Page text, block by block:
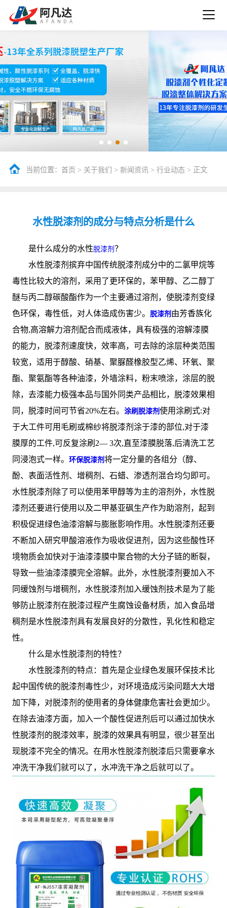
当前位置： 首页 > 关于我们 > 新闻资讯 > 行业动态> 正文
水性脱漆剂的成分与特点分析是什么
是什么成分的水性脱漆剂 ？
水性脱漆剂摈弃中国传统脱漆剂成分中的二氯甲烷等
毒性比较大的溶剂，采用了更环保的，苯甲醇、乙二醇丁
醚与丙二醇碳酸酯作为一个主要通过溶剂，使脱漆剂变绿
色环保，毒性低，对人体造成伤害少。
脱漆剂 由芳香族化
合物,高溶解力溶剂配合而成液体，具有极强的溶解漆膜
的能力，脱漆剂速度快，效率高，可去除的涂层种类范围
较宽，适用于醇酸、硝基、聚脲醛橡胶型乙烯、环氧、聚
酯、聚氨酯等各种油漆，外墙涂料，粉末喷涂，涂层的脱
除，去漆能力极强本品与国外同类产品相比，脱漆效果相
同，脱漆时间可节省20%左右。 涂刷脱漆剂 使用涂刷式:对
于大工件可用毛刷或棉纱将脱漆剂涂于漆的部位,对于漆
膜厚的工件,可反复涂刷2— 3次,直至漆膜脱落,后清洗工艺
同浸泡式一样。 环保脱漆剂 将一定分量的各组分（醇、
酚、表面活性剂、增稠剂、石蜡、渗透剂混合均匀即可。
水性脱漆剂除了可以使用苯甲醇等为主的溶剂外，水性脱
漆剂还要进行使用以及二甲基亚砜生产作为助溶剂，起到
积极促进绿色油漆溶解与膨胀影响作用。水性脱漆剂还要
不断加入研究甲酸溶液作为吸收促进剂，因为这些酸性环
境物质会加快对于油漆漆膜中聚合物的大分子链的断裂，
导致一些油漆漆膜完全溶解。此外，水性脱漆剂要加入不
同缓蚀剂与增稠剂，水性脱漆剂加入缓蚀剂技术是为了能
够防止脱漆剂在脱漆过程产生腐蚀设备材质，加入食品增
稠剂是水性脱漆剂具有发展良好的分散性，乳化性和稳定
性。
什么是水性脱漆剂的特性？
水性脱漆剂的特点：首先是企业绿色发展环保技术比
起中国传统的脱漆剂毒性少，对环境造成污染问题大大增
加下降，对脱漆剂的使用者的身体健康危害社会更加少。
在除去油漆方面，加入一个酸性促进剂后可以通过加快水
性脱漆剂的脱漆效率，脱漆的效果具有明显，很少甚至出
现脱漆不完全的情况。在用水性脱漆剂脱漆后只需要拿水
冲洗干净我们就可以了，水冲洗干净之后就可以了。